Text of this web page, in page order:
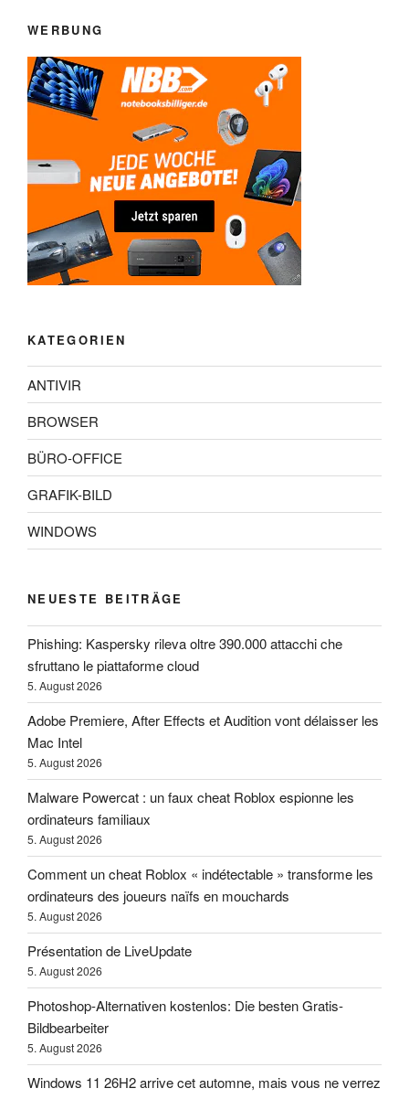
WERBUNG
KATEGORIEN
ANTIVIR
BROWSER
BÜRO-OFFICE
GRAFIK-BILD
WINDOWS
NEUESTE BEITRÄGE
Phishing: Kaspersky rileva oltre 390.000 attacchi che
sfruttano le piattaforme cloud
5. August 2026
Adobe Premiere, After Effects et Audition vont délaisser les
Mac Intel
5. August 2026
Malware Powercat : un faux cheat Roblox espionne les
ordinateurs familiaux
5. August 2026
Comment un cheat Roblox « indétectable » transforme les
ordinateurs des joueurs naïfs en mouchards
5. August 2026
Présentation de LiveUpdate
5. August 2026
Photoshop-Alternativen kostenlos: Die besten Gratis-
Bildbearbeiter
5. August 2026
Windows 11 26H2 arrive cet automne, mais vous ne verrez